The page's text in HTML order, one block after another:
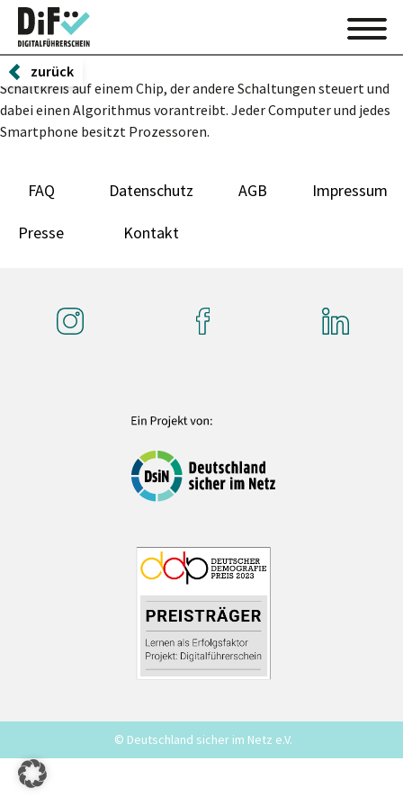
zurück
Schaltkreis auf einem Chip, der andere Schaltungen steuert und
dabei einen Algorithmus vorantreibt. Jeder Computer und jedes
Smartphone besitzt Prozessoren.
FAQ Datenschutz AGB Impressum
Presse Kontakt
© Deutschland sicher im Netz e.V.